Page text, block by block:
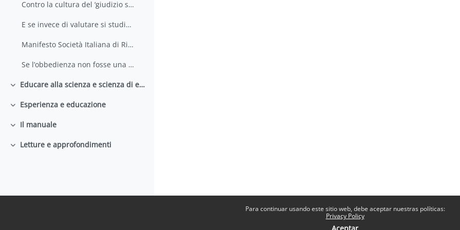
Para continuar usando este sitio web, debe aceptar nuestras políticas:
Privacy Policy
Contro la cultura del ‘giudizio senza critica’
E se invece di valutare si studiasse
Manifesto Società Italiana di Ricerca Didattica
Se l’obbedienza non fosse una virtù
Colapsar Educare alla scienza e scienza di educare
Colapsar
Esperienza e educazione
Colapsar
Il manuale
Colapsar
Letture e approfondimenti